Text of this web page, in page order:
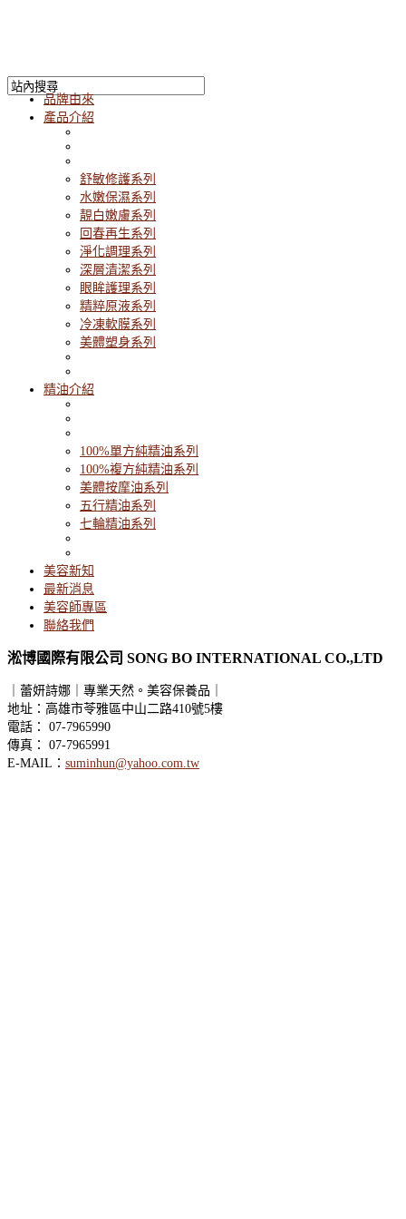
品牌由來
產品介紹
舒敏修護系列
水嫩保濕系列
靚白嫩膚系列
回春再生系列
淨化調理系列
深層清潔系列
眼眸護理系列
精粹原液系列
冷凍軟膜系列
美體塑身系列
精油介紹
100%單方純精油系列
100%複方純精油系列
美體按摩油系列
五行精油系列
七輪精油系列
美容新知
最新消息
美容師專區
聯絡我們
淞博國際有限公司 SONG BO INTERNATIONAL CO.,LTD
｜蕾妍詩娜｜專業天然。美容保養品｜
地址：高雄市苓雅區中山二路410號5樓
電話 ：
07-7965990
傳真 ：
07-7965991
E-MAIL： suminhun@yahoo.com.tw